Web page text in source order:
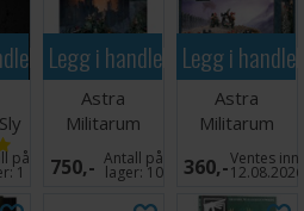
på
1
Legg i handlekurven
Astra
Militarum
Rogal Dorn
Battle Tank
750,- Antall på
lager: 10
Legg i
Astra
Militarum
Catachan
Heavy
Weapon Sq
360,-Ventes inn
12.08.2026